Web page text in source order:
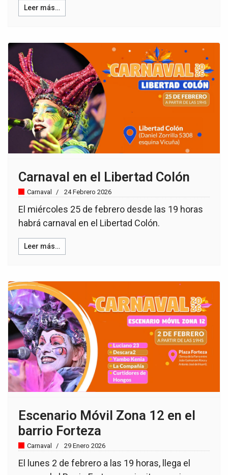
Leer más…
Carnaval en el Libertad Colón
Carnaval 24 Febrero 2026
El miércoles 25 de febrero desde las 19 horas
habrá carnaval en el Libertad Colón.
Leer más…
Escenario Móvil Zona 12 en el
barrio Forteza
Carnaval 29 Enero 2026
El lunes 2 de febrero a las 19 horas, llega el